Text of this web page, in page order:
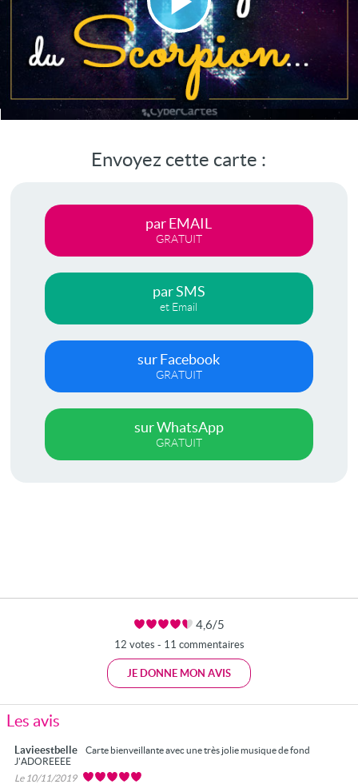
Lire
la
vidéo
Envoyez cette carte :
par EMAIL
GRATUIT
par SMS
et Email
sur Facebook
GRATUIT
sur WhatsApp
GRATUIT
4,6/5
12 votes - 11 commentaires
JE DONNE MON AVIS
Les avis
Lavieestbelle
Carte bienveillante avec une très jolie musique de fond
J'ADOREEEE
Le 10/11/2019